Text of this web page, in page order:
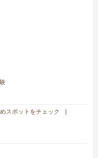
スポットをチェック